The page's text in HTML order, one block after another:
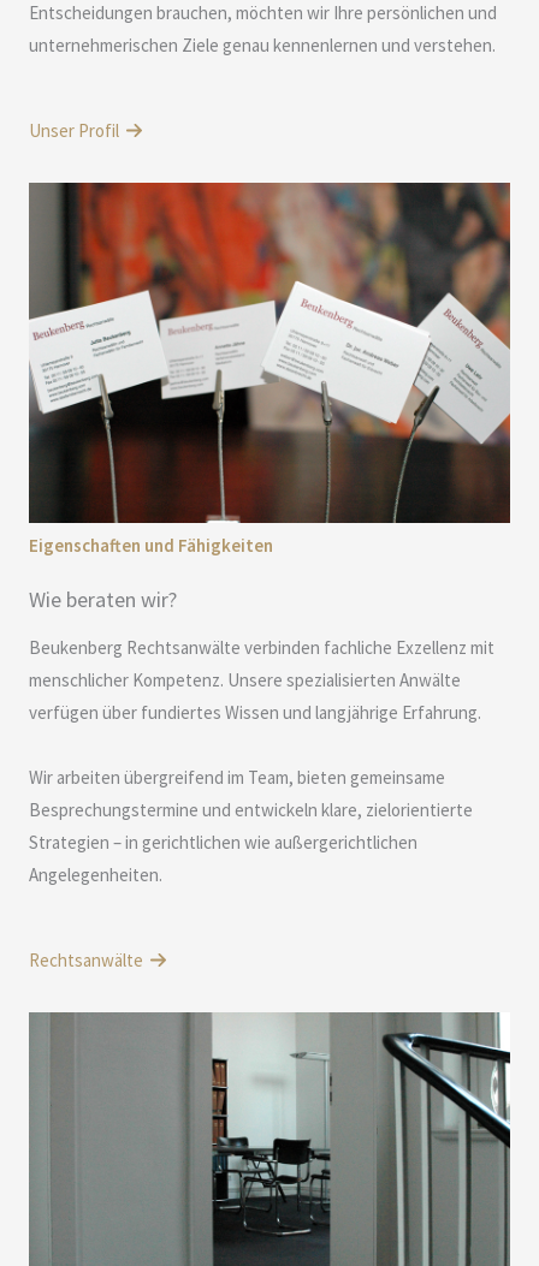
Entscheidungen brauchen, möchten wir Ihre persönlichen und
unternehmerischen Ziele genau kennenlernen und verstehen.
Unser Profil
Eigenschaften und Fähigkeiten
Wie beraten wir?
Beukenberg Rechtsanwälte verbinden fachliche Exzellenz mit
menschlicher Kompetenz. Unsere spezialisierten Anwälte
verfügen über fundiertes Wissen und langjährige Erfahrung.
Wir arbeiten übergreifend im Team, bieten gemeinsame
Besprechungstermine und entwickeln klare, zielorientierte
Strategien – in gerichtlichen wie außergerichtlichen
Angelegenheiten.
Rechtsanwälte